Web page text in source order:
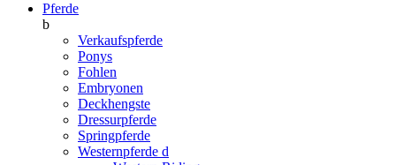
Pferde
b
Verkaufspferde
Ponys
Fohlen
Embryonen
Deckhengste
Dressurpferde
Springpferde
Westernpferde d